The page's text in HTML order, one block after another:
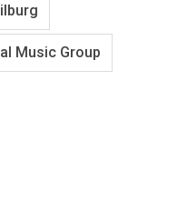
Music Group